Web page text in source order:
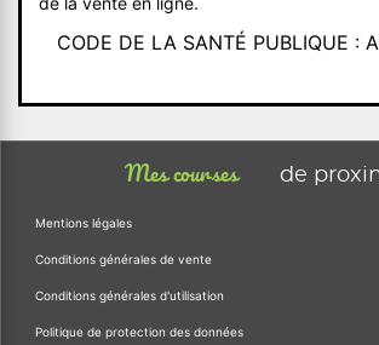
CODE DE LA SANTÉ PUBLIQUE :
Mes courses de
Mentions légales
Conditions générales de vente
Conditions générales d'utilisation
Politique de protection des données